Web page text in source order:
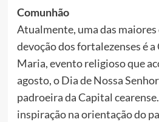
Comunhão
Atualmente, uma das
devoção dos fortalezenses é
Maria, evento religioso que
agosto, o Dia de Nossa
padroeira da Capital
inspiração na orientação do